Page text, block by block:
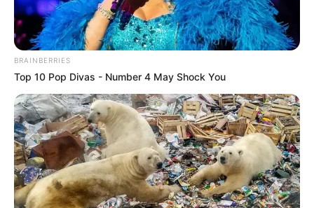
BRAINBERRIES
Top 10 Pop Divas - Number 4 May Shock You